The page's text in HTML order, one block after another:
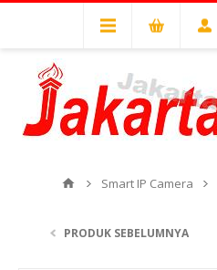
Smart IP Camera
PRODUK SEBELUMNYA